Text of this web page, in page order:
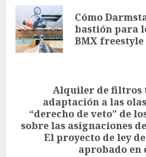
Cómo
bastión para
BMX freestyle
Alquiler de filtros
adaptación a las
“derecho de veto” de
sobre las asignaciones
El proyecto de ley
aprobado en